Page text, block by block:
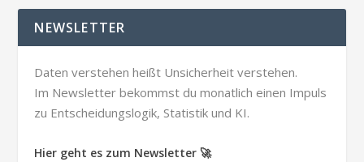
NEWSLETTER
Daten verstehen heißt Unsicherheit verstehen.
Im Newsletter bekommst du monatlich einen Impuls
zu Entscheidungslogik, Statistik und KI.
Hier geht es zum Newsletter 🚀